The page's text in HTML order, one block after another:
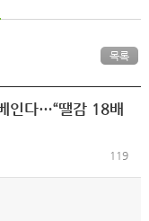
목록
인다…“땔감 18배
119